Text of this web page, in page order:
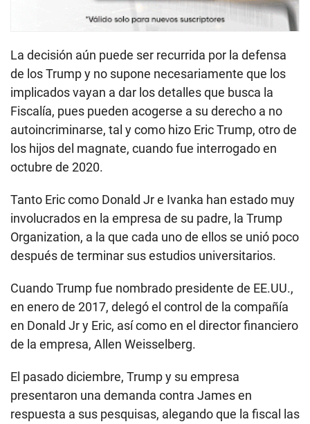
La decisión aún puede ser recurrida por la defensa
de los Trump y no supone necesariamente que los
implicados vayan a dar los detalles que busca la
Fiscalía, pues pueden acogerse a su derecho a no
autoincriminarse, tal y como hizo Eric Trump, otro de
los hijos del magnate, cuando fue interrogado en
octubre de 2020.
Tanto Eric como Donald Jr e Ivanka han estado muy
involucrados en la empresa de su padre, la Trump
Organization, a la que cada uno de ellos se unió poco
después de terminar sus estudios universitarios.
Cuando Trump fue nombrado presidente de EE.UU.,
en enero de 2017, delegó el control de la compañía
en Donald Jr y Eric, así como en el director financiero
de la empresa, Allen Weisselberg.
El pasado diciembre, Trump y su empresa
presentaron una demanda contra James en
respuesta a sus pesquisas, alegando que la fiscal las